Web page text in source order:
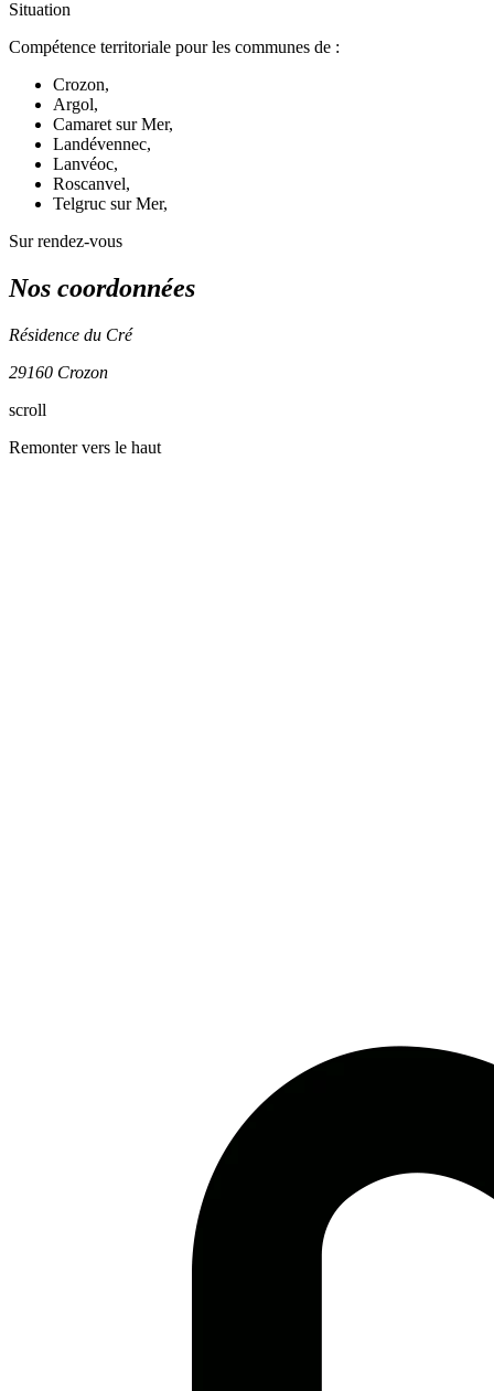
Situation
Compétence territoriale pour les communes de :
Crozon,
Argol,
Camaret sur Mer,
Landévennec,
Lanvéoc,
Roscanvel,
Telgruc sur Mer,
Sur rendez-vous
Nos coordonnées
Résidence du Cré
29160 Crozon
scroll
Remonter vers le haut